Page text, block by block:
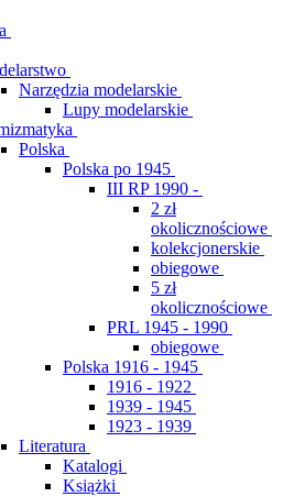
Narzędzia modelarskie
Lupy modelarskie
Polska
Polska po 1945
III RP 1990 -
2 zł
okolicznościowe
kolekcjonerskie
obiegowe
5 zł
okolicznościowe
PRL 1945 - 1990
obiegowe
Polska 1916 - 1945
1916 - 1922
1939 - 1945
1923 - 1939
Literatura
Katalogi
Książki